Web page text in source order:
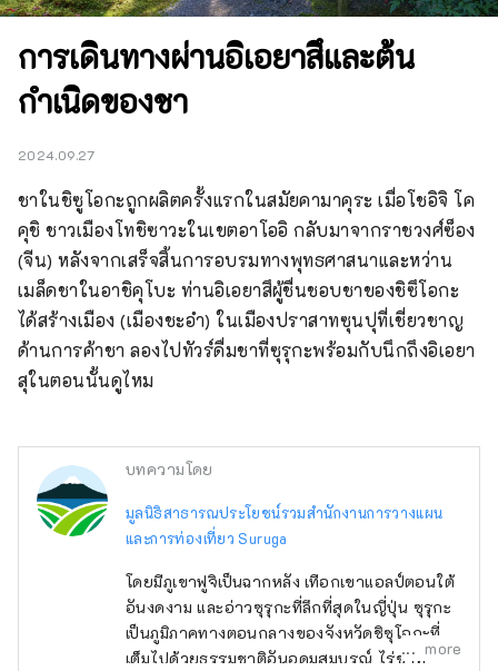
การเดินทางผ่านอิเอยาสึและต้น
กำเนิดของชา
2024.09.27
ชาในชิซูโอกะถูกผลิตครั้งแรกในสมัยคามาคุระ เมื่อโชอิจิ โค
คุชิ ชาวเมืองโทชิซาวะในเขตอาโออิ กลับมาจากราชวงศ์ซ็อง
(จีน) หลังจากเสร็จสิ้นการอบรมทางพุทธศาสนาและหว่าน
เมล็ดชาในอาชิคุโบะ ท่านอิเอยาสึผู้ชื่นชอบชาของชิซึโอกะ
ได้สร้างเมือง (เมืองชะอำ) ในเมืองปราสาทซุนปุที่เชี่ยวชาญ
ด้านการค้าชา ลองไปทัวร์ดื่มชาที่ซุรุกะพร้อมกับนึกถึงอิเอยา
สุในตอนนั้นดูไหม
บทความโดย
มูลนิธิสาธารณประโยชน์รวมสำนักงานการวางแผน
และการท่องเที่ยว Suruga
โดยมีภูเขาฟูจิเป็นฉากหลัง เทือกเขาแอลป์ตอนใต้
อันงดงาม และอ่าวซุรุกะที่ลึกที่สุดในญี่ปุ่น ซุรุกะ
เป็นภูมิภาคทางตอนกลางของจังหวัดชิซุโอกะที่
เต็มไปด้วยธรรมชาติอันอุดมสมบูรณ์ ไร่ชาที่more